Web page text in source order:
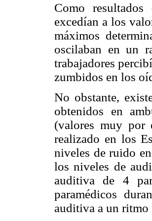
Como
excedían a los
máximos
oscilaban en un
trabajadores
zumbidos en los
No obstante,
obtenidos en
(valores muy por
realizado en los
niveles de ruido
los niveles de
auditiva de 4
paramédicos
auditiva a un ritmo